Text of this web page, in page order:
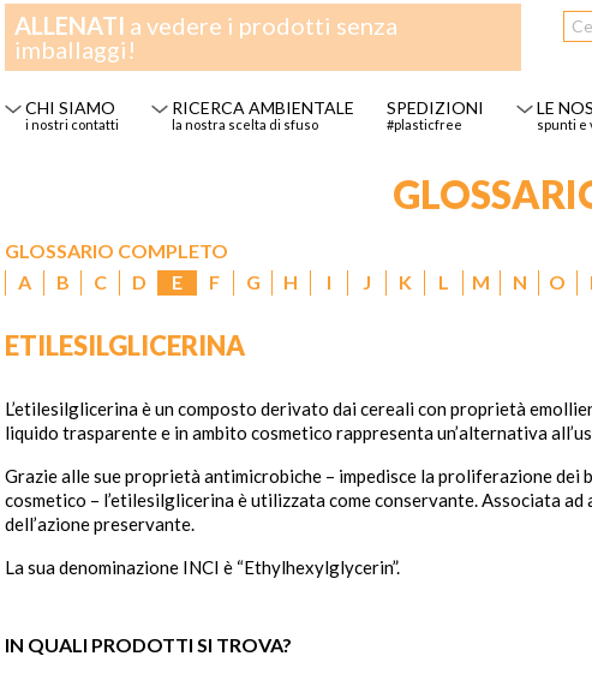
ALLENATI a vedere i prodotti senza
imballaggi!
CHI SIAMO
i nostri contatti
RICERCA AMBIENTALE
la nostra scelta di sfuso
SPEDIZIONI
#plasticfree
LE
spunti e
GLOSSARIO COMPLETO
A
B C D E F G H I J K L M N O
ETILESILGLICERINA
L’etilesilglicerina è un composto derivato dai cereali con proprietà
liquido trasparente e in ambito cosmetico rappresenta un’alternativa
Grazie alle sue proprietà antimicrobiche – impedisce la proliferazione
cosmetico – l’etilesilglicerina è utilizzata come conservante. Associata
dell’azione preservante.
La sua denominazione INCI è “Ethylhexylglycerin”.
IN QUALI PRODOTTI SI TROVA?